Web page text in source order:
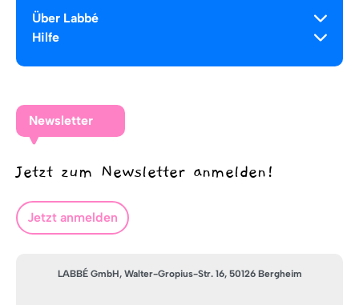
Über Labbé
Hilfe
Newsletter
Jetzt zum Newsletter anmelden!
Jetzt anmelden
LABBÉ GmbH, Walter-Gropius-Str. 16, 50126 Bergheim